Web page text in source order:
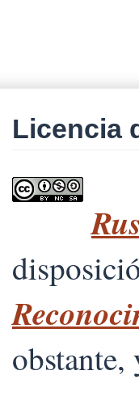
Licencia
obstante,